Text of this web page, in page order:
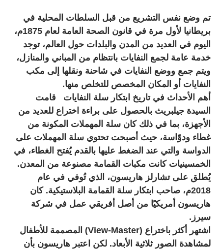
تم وضع نفس التشريع من قبل السلطات المحلية في
بريطانيا لأول مرة في قانون الصحة العامة لعام 1875م،
اليوم في العديد من المدن والبلدات حول العالم، توجد
خدمة عامة لجمع النفايات بانتظام من المباني والمنازل،
ويتم جمع ووضع النفايات في شاحنة ونقلها إلى مكب
النفايات أو المكان المخصص للتخلص منها.
أهم الأحداث في تاريخ ابتكار سلة النفايات قامت
السيدة جيلبريث بالحصول على براءة اختراع للعديد من
الأجهزة، بما في ذلك كان سلة المهملات المكونة من
غطاء ودوّاسة، حيث أصبحت تحتوي سلة المهملات على
الدواسة والتي عند الضغط عليها بالقدم يُفتح الغطاء، في
الخمسينيات كانت مكبات القمامة مصنوعة من المعدن.
يُطلق على تشارلز هاريسون، الذي تُوفي في عام
2018م، صاحب ابتكار سلة القمامة البلاستيكية. كان
هاريسون أمريكيًا من أصل أفريقي عمل في شركة
سيرز.
اشتهر أكثر باختراع (View-Master) المصممة للأطفال
لمشاهدة الصور ثلاثية الأبعاد. لكن اعتبر هاريسون بأن